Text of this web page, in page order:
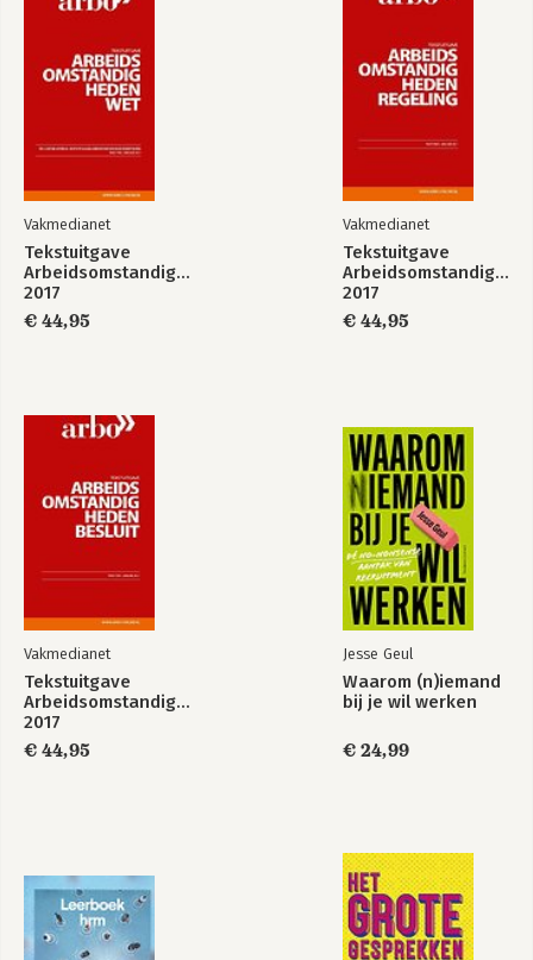
Vakmedianet
Tekstuitgave
Arbeidsomstandighedenwet
2017
€ 44,95
Vakmedianet
Tekstuitgave
2017
€ 44,95
Vakmedianet
Tekstuitgave
Arbeidsomstandighedenbesluit
2017
€ 44,95
Jesse Geul
Waarom (n)iemand
bij je wil werken
€ 24,99